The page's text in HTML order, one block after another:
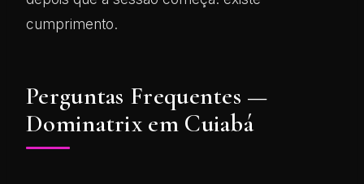
cumprimento.
Perguntas Frequentes —
Dominatrix em Cuiabá